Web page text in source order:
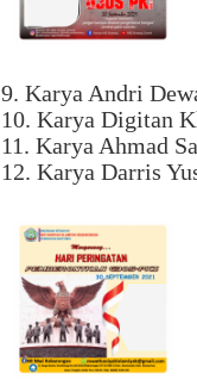
9. Karya Andri
10. Karya Digitan
11. Karya Ahmad
12. Karya Darris